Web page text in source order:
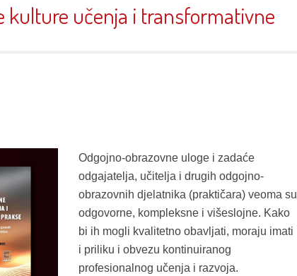
kulture učenja i transformativne
Odgojno-obrazovne uloge i zadaće
odgajatelja, učitelja i drugih odgojno-
obrazovnih djelatnika (praktičara) veoma su
odgovorne, kompleksne i višeslojne. Kako
bi ih mogli kvalitetno obavljati, moraju imati
i priliku i obvezu kontinuiranog
profesionalnog učenja i razvoja.